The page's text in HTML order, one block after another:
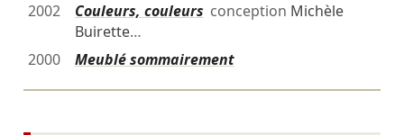
2002
Couleurs, couleurs conception Michèle
Buirette…
2000
Meublé sommairement